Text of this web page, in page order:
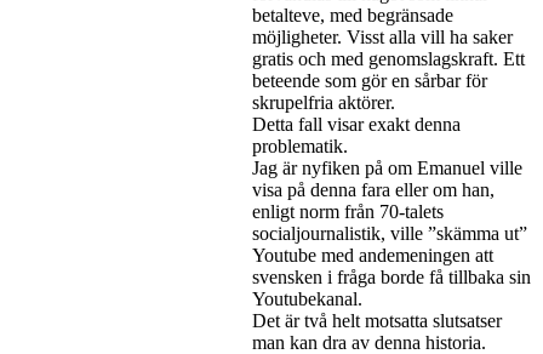
betalteve, med begränsade
möjligheter. Visst alla vill ha saker
gratis och med genomslagskraft. Ett
beteende som gör en sårbar för
skrupelfria aktörer.
Detta fall visar exakt denna
problematik.
Jag är nyfiken på om Emanuel ville
visa på denna fara eller om han,
enligt norm från 70-talets
socialjournalistik, ville ”skämma ut”
Youtube med andemeningen att
svensken i fråga borde få tillbaka sin
Youtubekanal.
Det är två helt motsatta slutsatser
man kan dra av denna historia.